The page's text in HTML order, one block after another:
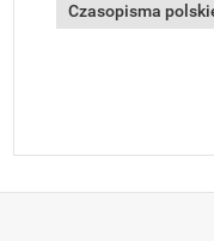
Czasopisma